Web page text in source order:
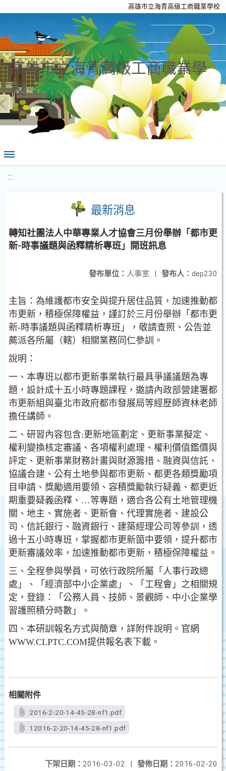
高雄市立海青高級工商職業學校
高雄市立海青高級工商職業學
校
:::
最新消息
轉知社團法人中華專業人才協會三月份舉辦「都市更
新-時事議題與函釋精析專班」開班訊息
發布人： dep230
發布單位： 人事室 |
主旨：為維護都市安全與提升居住品質，加速推動都
市更新，積極保障權益，謹訂於三月份舉辦「都市更
新-時事議題與函釋精析專班」，敬請查照、公告並
薦派各所屬（轄）相關業務同仁參訓。
說明：
一、本專班以都市更新事業執行最具爭議議題為專
題，設計成十五小時專題課程，邀請內政部營建署都
市更新組與臺北市政府都市發展局等經歷師資林老師
擔任講師。
二、研習內容包含:更新地區劃定、更新事業擬定、
權利變換核定審議、各項權利處理、權利價值鑑價與
評定、更新事業財務計畫與財源籌措、融資與信託、
協議合建、公有土地參與都市更新、都更各類獎勵項
目申請、獎勵適用要領、容積獎勵執行疑義、都更近
期重要疑義函釋、…等專題，適合各公有土地管理機
關、地主、實施者、更新會、代理實施者、建設公
司、信託銀行、融資銀行、建築經理公司等參訓，透
過十五小時專班，掌握都市更新箇中要領，提升都市
更新審議效率，加速推動都市更新，積極保障權益。
三、全程參與學員，可依行政院所屬「人事行政總
處」、「經濟部中小企業處」、「工程會」之相關規
定，登錄：「公務人員、技師、景觀師、中小企業學
習護照積分時數」。
四、本研訓報名方式與簡章，詳附件說明。官網
WWW.CLPTC.COM提供報名表下載。
相關附件
2016-2-20-14-45-28-nf1.pdf
12016-2-20-14-45-28-nf1.pdf
發佈日期： 2016-02-20
下架日期： 2016-03-02
|